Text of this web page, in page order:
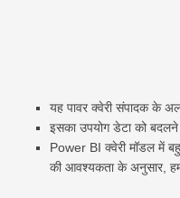
यह पावर क्वेरी संपादक के
इसका उपयोग डेटा को बदलने
Power BI क्वेरी मॉडल में
की आवश्यकता के अनुसार,